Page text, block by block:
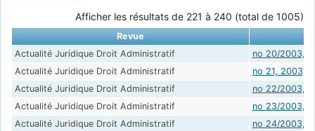
Afficher les résultats de 221 à 240 (total de 1005)
Revue
Actualité Juridique Droit Administratif
no 20/2003,
Actualité Juridique Droit Administratif
no 21, 2003,
Actualité Juridique Droit Administratif
no 22/2003,
Actualité Juridique Droit Administratif
no 23/2003,
Actualité Juridique Droit Administratif
no 24/2003,